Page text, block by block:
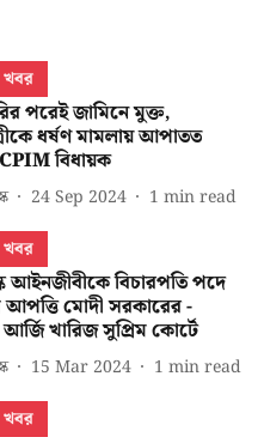
খবর
পরেই জামিনে মুক্ত,
ধর্ষণ মামলায় আপাতত
CPIM বিধায়ক
24 Sep 2024 1 min read
খবর
আইনজীবীকে বিচারপতি পদে
মোদী সরকারের -
আর্জি খারিজ সুপ্রিম কোর্টে
15 Mar 2024 1 min read
খবর